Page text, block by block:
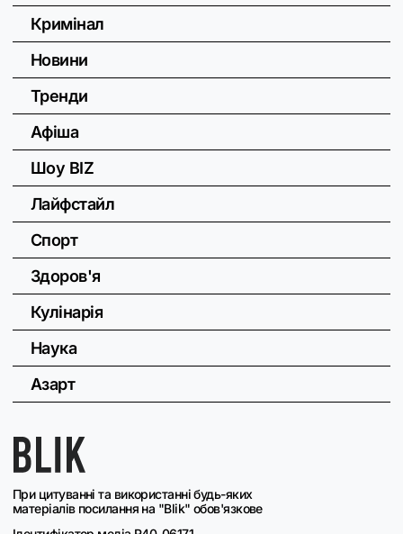
При цитуванні та використанні будь-яких
матеріалів посилання на "Blik" обов'язкове
Кримінал
Новини
Тренди
Афіша
Шоу BIZ
Лайфстайл
Спорт
Здоров'я
Кулінарія
Наука
Азарт